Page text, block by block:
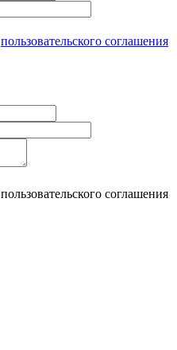
пользовательского соглашения
пользовательского соглашения